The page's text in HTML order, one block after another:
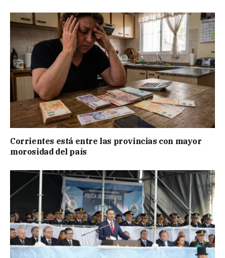
Corrientes está entre las provincias con mayor
morosidad del país